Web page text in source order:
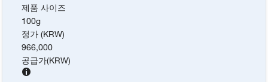
제품 사이즈
100g
정가 (KRW)
966,000
공급가(KRW)